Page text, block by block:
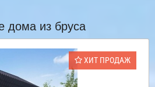
дома из бруса
ХИТ ПРОДАЖ